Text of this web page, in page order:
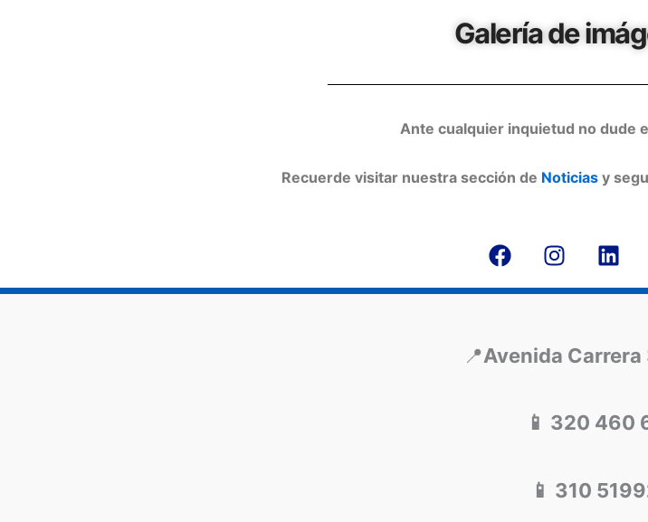
Galería de
Ante cualquier inquietud no dude
Recuerde visitar nuestra sección de Noticias y
F
a
c
o
I
n
s
g
m
L
i
n
d
📍Avenida Carrera
📱 320 460
📱 310